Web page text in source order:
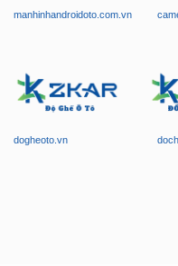
manhinhandroidoto.com.vn
dogheoto.vn